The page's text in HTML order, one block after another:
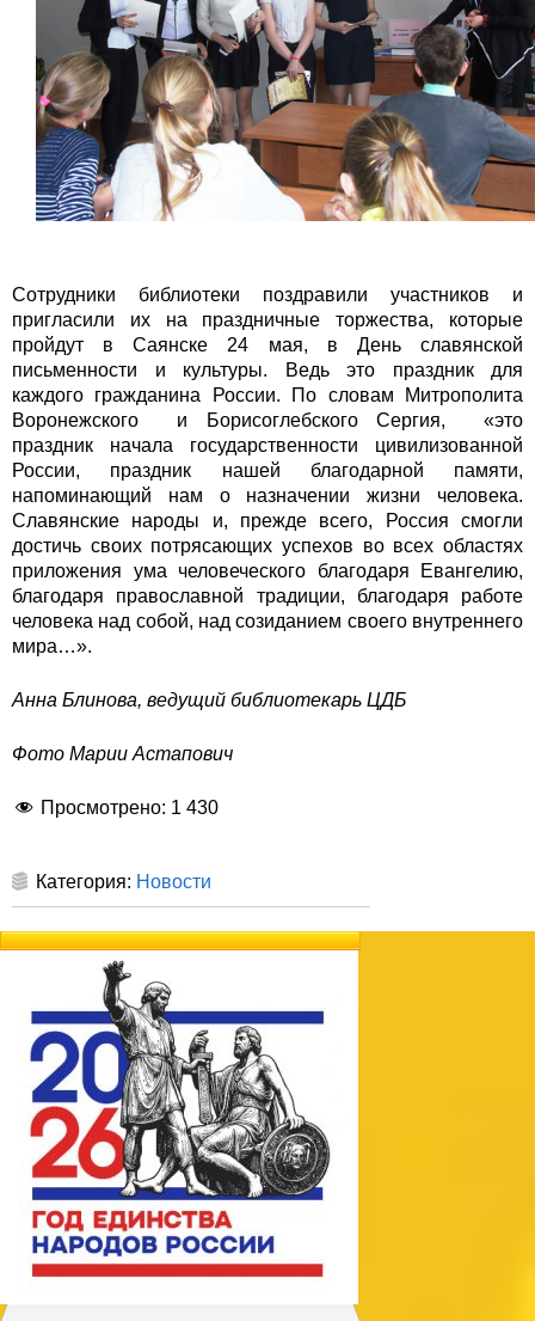
Сотрудники библиотеки поздравили участников и
пригласили их на праздничные торжества, которые
пройдут в Саянске 24 мая, в День славянской
письменности и культуры. Ведь это праздник для
каждого гражданина России. По словам Митрополита
Воронежского и Борисоглебского Сергия, «это
праздник начала государственности цивилизованной
России, праздник нашей благодарной памяти,
напоминающий нам о назначении жизни человека.
Славянские народы и, прежде всего, Россия смогли
достичь своих потрясающих успехов во всех областях
приложения ума человеческого благодаря Евангелию,
благодаря православной традиции, благодаря работе
человека над собой, над созиданием своего внутреннего
мира…».
Анна Блинова, ведущий библиотекарь ЦДБ
Фото Марии Астапович
Просмотрено: 1 430
Категория: Новости